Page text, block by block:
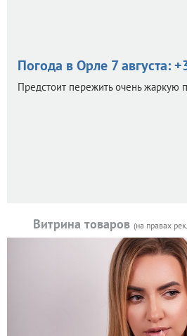
Погода в Орле 7 августа:
Предстоит пережить очень жаркую
Витрина товаров (на правах